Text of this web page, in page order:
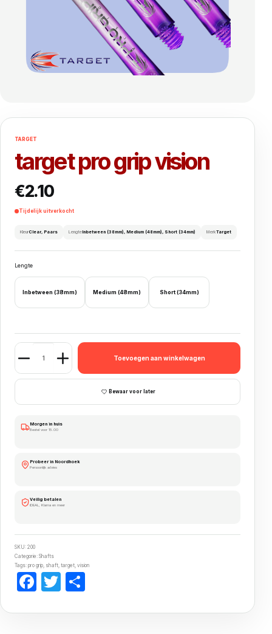
TARGET
target pro grip vision
€2.10
Tijdelijk uitverkocht
KleurClear, Paars LengteInbetween (38mm), Medium (48mm), Short (34mm) MerkTarget
Lengte
Inbetween (38mm) Medium (48mm) Short (34mm)
target pro grip vision aantal
Toevoegen aan winkelwagen
Bewaar voor later
Morgen in huis
Bestel voor 15.00
Probeer in Noordhoek
Persoonlijk advies
Veilig betalen
iDEAL, Klarna en meer
SKU: 200
Categorie: Shafts
Tags: pro grip, shaft, target, vision
Facebook
Twitter